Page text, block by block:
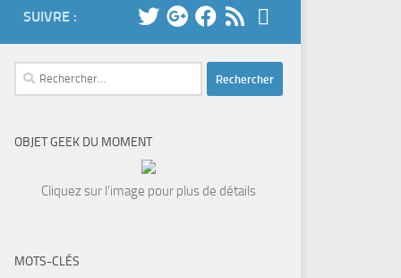
SUIVRE :
Rechercher :
OBJET GEEK DU MOMENT
Cliquez sur l'image pour plus de détails
MOTS-CLÉS